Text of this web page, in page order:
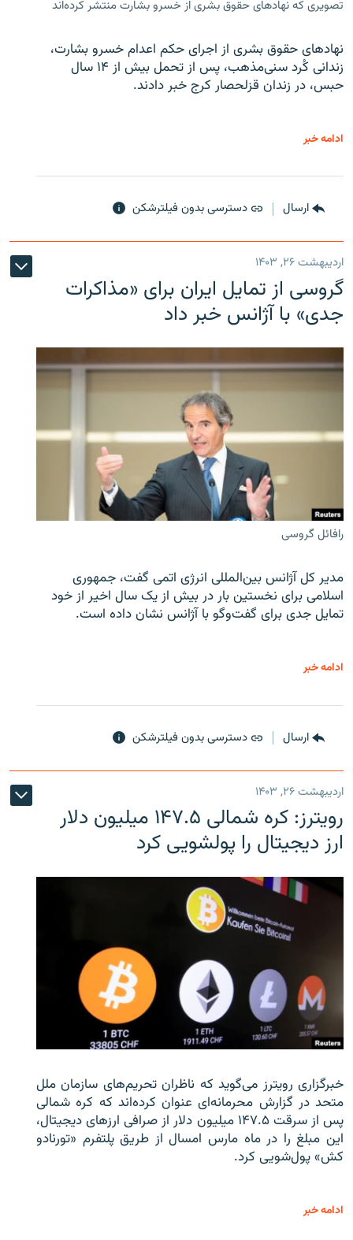
تصویری که نهادهای حقوق بشری از خسرو بشارت منتشر کرده‌اند
نهادهای حقوق بشری از اجرای حکم اعدام خسرو بشارت،
زندانی کُرد سنی‌مذهب، پس از تحمل بیش از ۱۴ سال
حبس، در زندان قزلحصار کرج خبر دادند.
ادامه خبر
ارسال دسترسی بدون فیلترشکن
اردیبهشت ۲۶, ۱۴۰۳
گروسی از تمایل ایران برای «مذاکرات
جدی» با آژانس خبر داد
رافائل گروسی
مدیر کل آژانس بین‌المللی انرژی اتمی گفت، جمهوری
اسلامی برای نخستین بار در بیش از یک سال اخیر از خود
تمایل جدی برای گفت‌وگو با آژانس نشان داده است.
ادامه خبر
ارسال دسترسی بدون فیلترشکن
اردیبهشت ۲۶, ۱۴۰۳
رویترز: کره شمالی ۱۴۷.۵ میلیون دلار
ارز دیجیتال را پولشویی کرد
خبرگزاری رویترز می‌گوید که ناظران تحریم‌های سازمان ملل
متحد در گزارش محرمانه‌ای عنوان کرده‌اند که کره شمالی
پس از سرقت ۱۴۷.۵ میلیون دلار از صرافی ارزهای دیجیتال،
این مبلغ را در ماه مارس امسال از طریق پلتفرم «تورنادو
کش» پول‌شویی کرد.
ادامه خبر